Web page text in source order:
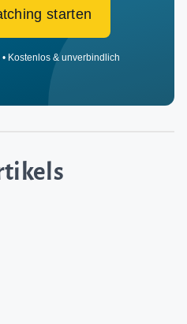
starten
Kostenlos & unverbindlich